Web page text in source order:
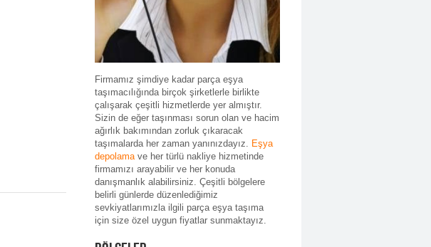
Firmamız şimdiye kadar parça eşya
taşımacılığında birçok şirketlerle birlikte
çalışarak çeşitli hizmetlerde yer almıştır.
Sizin de eğer taşınması sorun olan ve hacim
ağırlık bakımından zorluk çıkaracak
taşımalarda her zaman yanınızdayız. Eşya
depolamave her türlü nakliye hizmetinde
firmamızı arayabilir ve her konuda
danışmanlık alabilirsiniz. Çeşitli bölgelere
belirli günlerde düzenlediğimiz
sevkiyatlarımızla ilgili parça eşya taşıma
için size özel uygun fiyatlar sunmaktayız.